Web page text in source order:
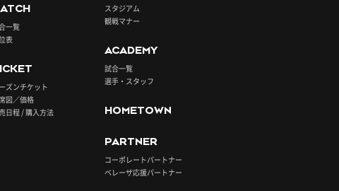
一覧
表
ズンチケット
図／価格
日程 / 購入方法
スタジアム
観戦マナー
ACADEMY
試合一覧
選手・スタッフ
HOMETOWN
PARTNER
コーポレートパートナー
ベレーザ応援パートナー